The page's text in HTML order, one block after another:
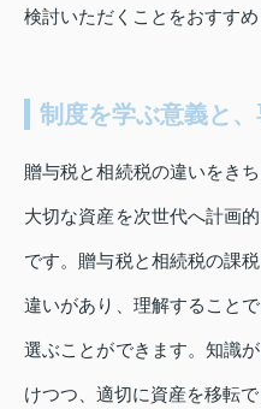
検討いただくことをおすすめ
制度を学ぶ意義と
贈与税と相続税の違いをき
大切な資産を次世代へ計画
です。贈与税と相続税の課
違いがあり、理解すること
選ぶことができます。知識
けつつ、適切に資産を移転